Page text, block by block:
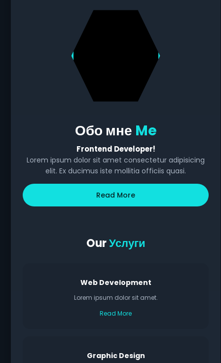
Обо мне Me
Frontend Developer!
Lorem ipsum dolor sit amet consectetur adipisicing
elit. Ex ducimus iste mollitia officiis quasi.
Read More
OurУслуги
Web Development
Lorem ipsum dolor sit amet.
Read More
Graphic Design